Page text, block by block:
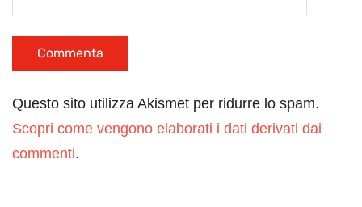
Questo sito utilizza Akismet per ridurre lo spam.
Scopri come vengono elaborati i dati derivati dai
commenti.